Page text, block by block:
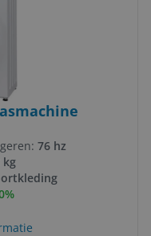
76 hz
kg